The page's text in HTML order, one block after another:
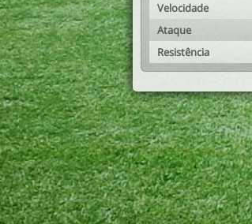
Velocidade
Ataque
Resistência